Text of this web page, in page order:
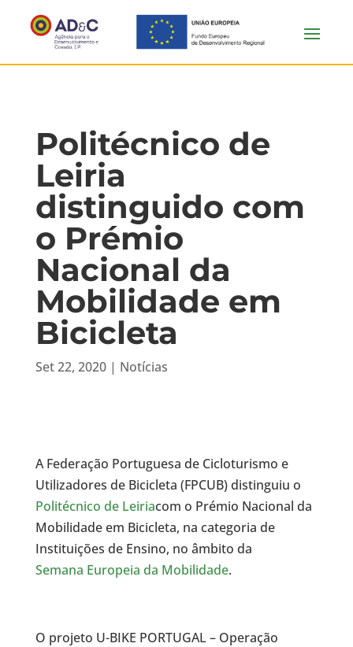
Politécnico de
Leiria
distinguido com
o Prémio
Nacional da
Mobilidade em
Bicicleta
Set 22, 2020| Notícias
A Federação Portuguesa de Cicloturismo e
Utilizadores de Bicicleta (FPCUB) distinguiu o
Politécnico de Leiriacom o Prémio Nacional da
Mobilidade em Bicicleta, na categoria de
Instituições de Ensino, no âmbito da
Semana Europeia da Mobilidade.
O projeto U-BIKE PORTUGAL – Operação